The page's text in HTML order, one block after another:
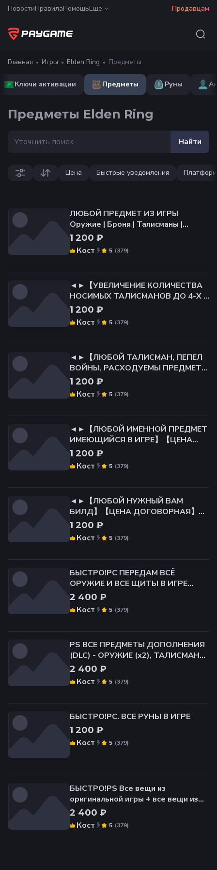
НовостиПравилаПомощьЕщё Продавцам
Главная Игры Elden Ring Предметы
Ключи активации Предметы Руны
Предметы Elden Ring
Найти
Цена Быстрые уведомления
ЛЮБОЙ ПРЕДМЕТ ИЗ ИГРЫ
Оружие | Броня | Талисманы |
Пеплы Цена договорная
1 200 ₽
Кост
(379)
5
◄►【УВЕЛИЧЕНИЕ КОЛИЧЕСТВА
НОСИМЫХ ТАЛИСМАНОВ ДО 4-Х И
СЛОТОВ ПОД МАГИЮ】【ЦЕНА
ДОГОВОРНАЯ】◄►
1 200 ₽
Кост
(379)
5
◄►【ЛЮБОЙ ТАЛИСМАН, ПЕПЕЛ
ВОЙНЫ, РАСХОДУЕМЫ ПРЕДМЕТ】
【ЦЕНА ДОГОВОРНАЯ】◄
1 200 ₽
Кост
(379)
5
◄►【ЛЮБОЙ ИМЕННОЙ ПРЕДМЕТ
ИМЕЮЩИЙСЯ В ИГРЕ】【ЦЕНА
ДОГОВОРНАЯ】◄►
1 200 ₽
Кост
(379)
5
◄►【ЛЮБОЙ НУЖНЫЙ ВАМ
БИЛД】【ЦЕНА ДОГОВОРНАЯ】
◄►
1 200 ₽
Кост
(379)
5
БЫСТРО!PC ПЕРЕДАМ ВСЁ
ОРУЖИЕ И ВСЕ ЩИТЫ В ИГРЕ
+10/+25. МАКС УРОВЕНЬ
УЛУЧШЕНИЯ
2 400 ₽
Кост
(379)
5
PS ВСЕ ПРЕДМЕТЫ ДОПОЛНЕНИЯ
(DLC) - ОРУЖИЕ (x2), ТАЛИСМАНЫ,
БРОНЯ, ПЕПЛЫ ВОЙНЫ (x2),
МАТЕРИАЛЫ
2 400 ₽
Кост
(379)
5
БЫСТРО!PC. ВСЕ РУНЫ В ИГРЕ
1 200 ₽
Кост
(379)
5
БЫСТРО!PS Все вещи из
оригинальной игры + все вещи из
Дополнения!
2 400 ₽
Кост
(379)
5